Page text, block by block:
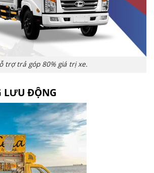
trợ trả góp 80% giá trị xe.
LƯU ĐỘNG